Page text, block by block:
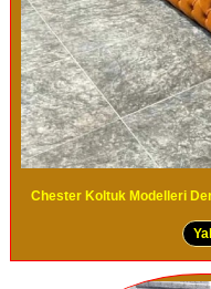
Chester Koltuk Modelleri